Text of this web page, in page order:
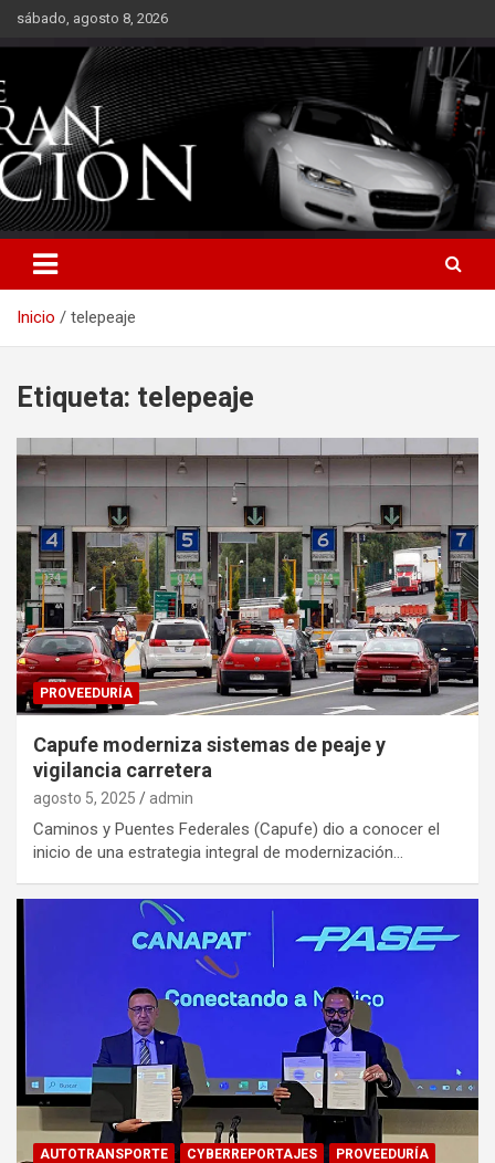
Saltarsábado, agosto 8, 2026
Inicio telepeaje
Etiqueta: telepeaje
PROVEEDURÍA
Capufe moderniza sistemas de peaje y
vigilancia carretera
agosto 5, 2025 admin
Caminos y Puentes Federales (Capufe) dio a conocer el
inicio de una estrategia integral de modernización…
AUTOTRANSPORTE CYBERREPORTAJES PROVEEDURÍA